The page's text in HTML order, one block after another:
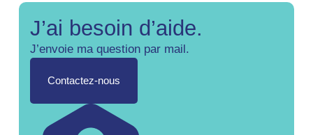
J’ai besoin d’aide.
J’envoie ma question par mail.
Contactez-nous